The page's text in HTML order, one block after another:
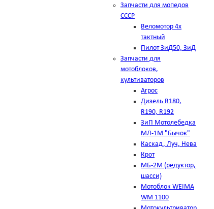
Запчасти для мопедов
СССР
Веломотор 4х
тактный
Пилот ЗиД50, ЗиД
Запчасти для
мотоблоков,
культиваторов
Агрос
Дизель R180,
R190, R192
ЗиП Мотолебедка
МЛ-1М "Бычок"
Каскад, Луч, Нева
Крот
МБ-2М (редуктор,
шасси)
Мотоблок WEIMA
WM 1100